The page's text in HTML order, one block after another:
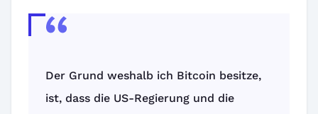
Der Grund weshalb ich Bitcoin besitze,
ist, dass die US-Regierung und die